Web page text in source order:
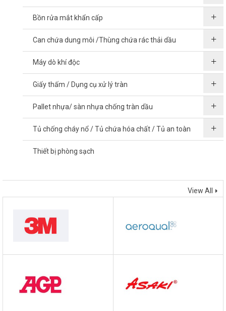
Bồn rửa mắt khẩn cấp
Can chứa dung môi /Thùng chứa rác thải dầu
Máy dò khí độc
Giấy thấm / Dụng cụ xử lý tràn
Pallet nhựa/ sàn nhựa chống tràn dầu
Tủ chống cháy nổ / Tủ chứa hóa chất / Tủ an toàn
Thiết bị phòng sạch
View All